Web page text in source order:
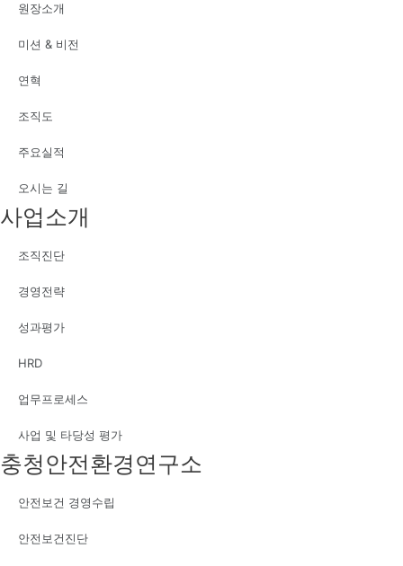
원장소개
미션 & 비전
연혁
조직도
주요실적
오시는 길
사업소개
조직진단
경영전략
성과평가
HRD
업무프로세스
사업 및 타당성 평가
충청안전환경연구소
안전보건 경영수립
안전보건진단